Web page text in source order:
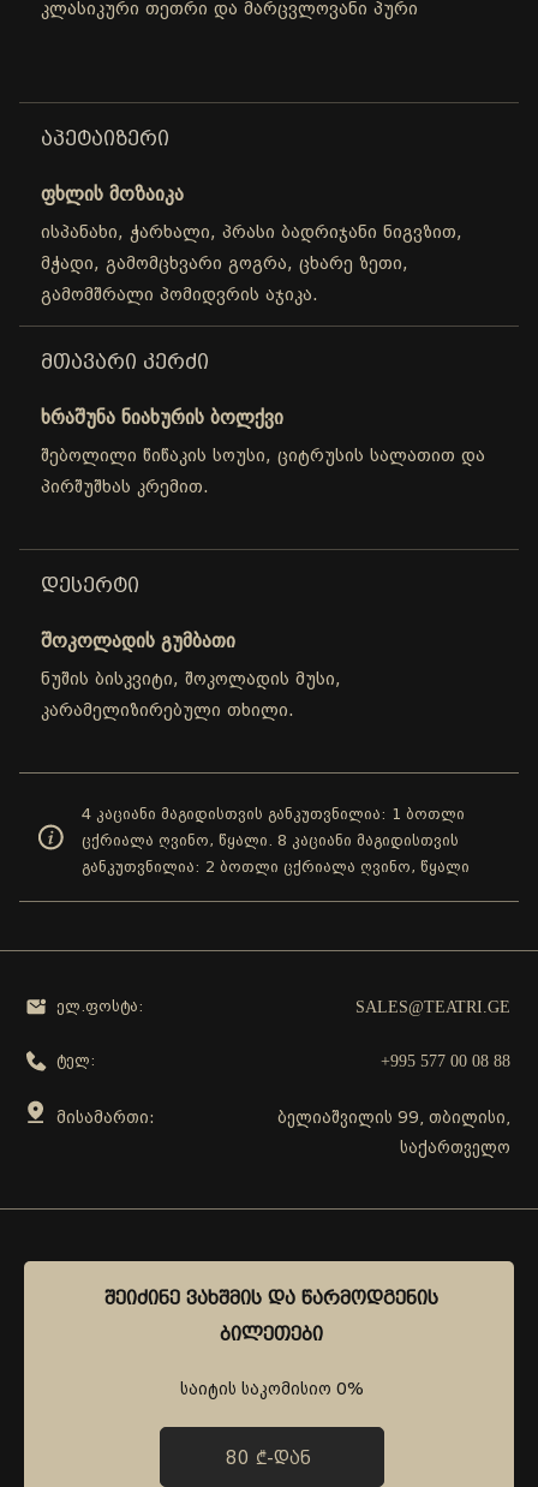
ᲨᲔᲘᲫᲘᲜᲔ ᲕᲐᲮᲨᲛᲘᲡ ᲓᲐ ᲬᲐᲠᲛᲝᲓᲒᲔᲜᲘᲡ
ᲑᲘᲚᲔᲗᲔᲑᲘ
საიტის საკომისიო 0%
80 ₾-ᲓᲐᲜ
კლასიკური თეთრი და მარცვლოვანი პური
ᲐᲞᲔᲢᲐᲘᲖᲔᲠᲘ
ფხლის მოზაიკა
ისპანახი, ჭარხალი, პრასი ბადრიჯანი ნიგვზით,
მჭადი, გამომცხვარი გოგრა, ცხარე ზეთი,
გამომშრალი პომიდვრის აჯიკა.
ᲛᲗᲐᲕᲐᲠᲘ ᲙᲔᲠᲫᲘ
ხრაშუნა ნიახურის ბოლქვი
შებოლილი წიწაკის სოუსი, ციტრუსის სალათით და
პირშუშხას კრემით.
ᲓᲔᲡᲔᲠᲢᲘ
შოკოლადის გუმბათი
ნუშის ბისკვიტი, შოკოლადის მუსი,
კარამელიზირებული თხილი.
4 კაციანი მაგიდისთვის განკუთვნილია: 1 ბოთლი
ცქრიალა ღვინო, წყალი. 8 კაციანი მაგიდისთვის
განკუთვნილია: 2 ბოთლი ცქრიალა ღვინო, წყალი
ᲨᲔᲘᲫᲘᲜᲔ ᲕᲐᲮᲨᲛᲘᲡ ᲓᲐ ᲬᲐᲠᲛᲝᲓᲒᲔᲜᲘᲡ
ᲑᲘᲚᲔᲗᲔᲑᲘ
საიტის საკომისიო 0%
80 ₾-ᲓᲐᲜ
ელ.ფოსტა: SALES@TEATRI.GE
ტელ: +995 577 00 08 88
მისამართი:
ბელიაშვილის 99, თბილისი,
საქართველო